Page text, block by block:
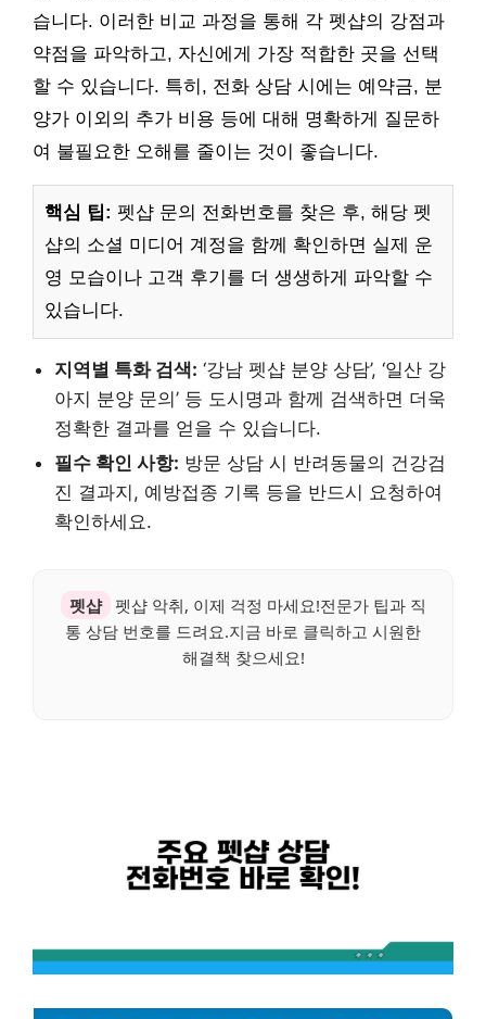
습니다. 이러한 비교 과정을 통해 각 펫샵의 강점과
약점을 파악하고, 자신에게 가장 적합한 곳을 선택
할 수 있습니다. 특히, 전화 상담 시에는 예약금, 분
양가 이외의 추가 비용 등에 대해 명확하게 질문하
여 불필요한 오해를 줄이는 것이 좋습니다.
핵심 팁: 펫샵 문의 전화번호를 찾은 후, 해당 펫
샵의 소셜 미디어 계정을 함께 확인하면 실제 운
영 모습이나 고객 후기를 더 생생하게 파악할 수
있습니다.
지역별 특화 검색: ‘강남 펫샵 분양 상담’, ‘일산 강
아지 분양 문의’ 등 도시명과 함께 검색하면 더욱
정확한 결과를 얻을 수 있습니다.
필수 확인 사항: 방문 상담 시 반려동물의 건강검
진 결과지, 예방접종 기록 등을 반드시 요청하여
확인하세요.
펫샵
펫샵 악취, 이제 걱정 마세요!전문가 팁과 직
통 상담 번호를 드려요.지금 바로 클릭하고 시원한
해결책 찾으세요!